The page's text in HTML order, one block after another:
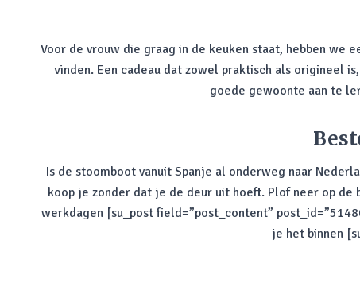
Voor de vrouw die graag in de keuken staat, hebben we
vinden. Een cadeau dat zowel praktisch als origineel
goede gewoonte aan te
Is de stoomboot vanuit Spanje al onderweg naar
koop je zonder dat je de deur uit hoeft. Plof neer op
werkdagen [su_post field=”post_content”
je het binnen